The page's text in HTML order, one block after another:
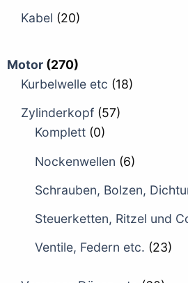
Kabel (20)
Motor (270)
Kurbelwelle etc (18)
Zylinderkopf (57)
Komplett (0)
Nockenwellen (6)
Schrauben, Bolzen,
Steuerketten, Ritzel und
Ventile, Federn etc. (23)